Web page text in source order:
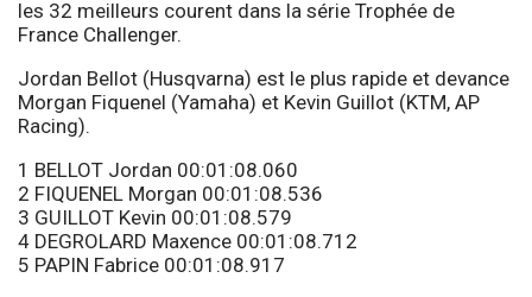
les 32 meilleurs courent dans la série Trophée de
France Challenger.
Jordan Bellot (Husqvarna) est le plus rapide et devance
Morgan Fiquenel (Yamaha) et Kevin Guillot (KTM, AP
Racing).
1 BELLOT Jordan 00:01:08.060
2 FIQUENEL Morgan 00:01:08.536
3 GUILLOT Kevin 00:01:08.579
4 DEGROLARD Maxence 00:01:08.712
5 PAPIN Fabrice 00:01:08.917